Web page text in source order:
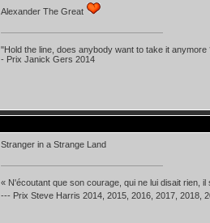
Alexander The Great
"Hold the line, does anybody want to take it
- Prix Janick Gers 2014
Stranger in a Strange Land
« N'écoutant que son courage, qui ne lui disait rien,
--- Prix Steve Harris 2014, 2015, 2016, 2017, 2018,